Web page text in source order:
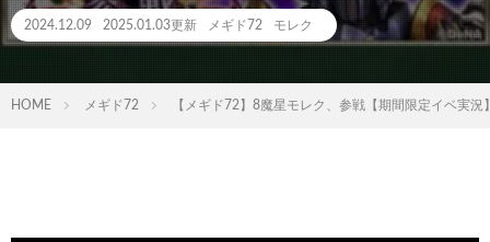
2024.12.09 2025.01.03更新 メギド72 モレク
HOME メギド72 【メギド72】8魔星モレク、参戦【期間限定イベ実況